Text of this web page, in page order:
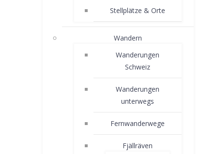
Stellplätze & Orte
Wandern
Wanderungen
Schweiz
Wanderungen
unterwegs
Fernwanderwege
Fjällräven